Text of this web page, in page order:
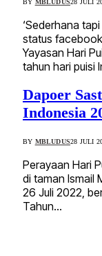
‘Sederhana
status
Yayasan Hari
tahun hari puisi
Dapoer
Indonesia
BY MBLUDUS28 JULI
Perayaan Hari
di taman Ismail
26 Juli 2022,
Tahun…